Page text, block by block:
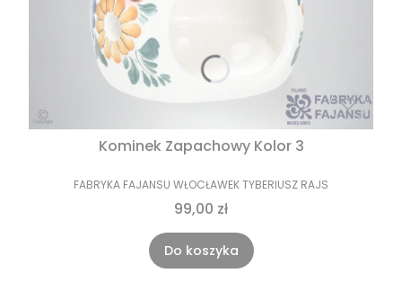
Kominek Zapachowy Kolor 3
FABRYKA FAJANSU WŁOCŁAWEK TYBERIUSZ RAJS
99,00 zł
Do koszyka